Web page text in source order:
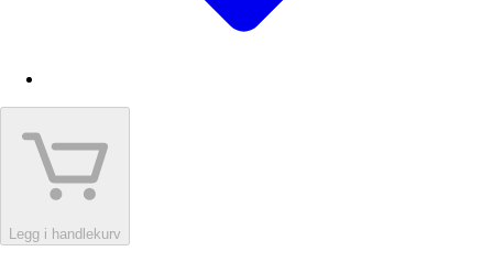
Legg i handlekurv